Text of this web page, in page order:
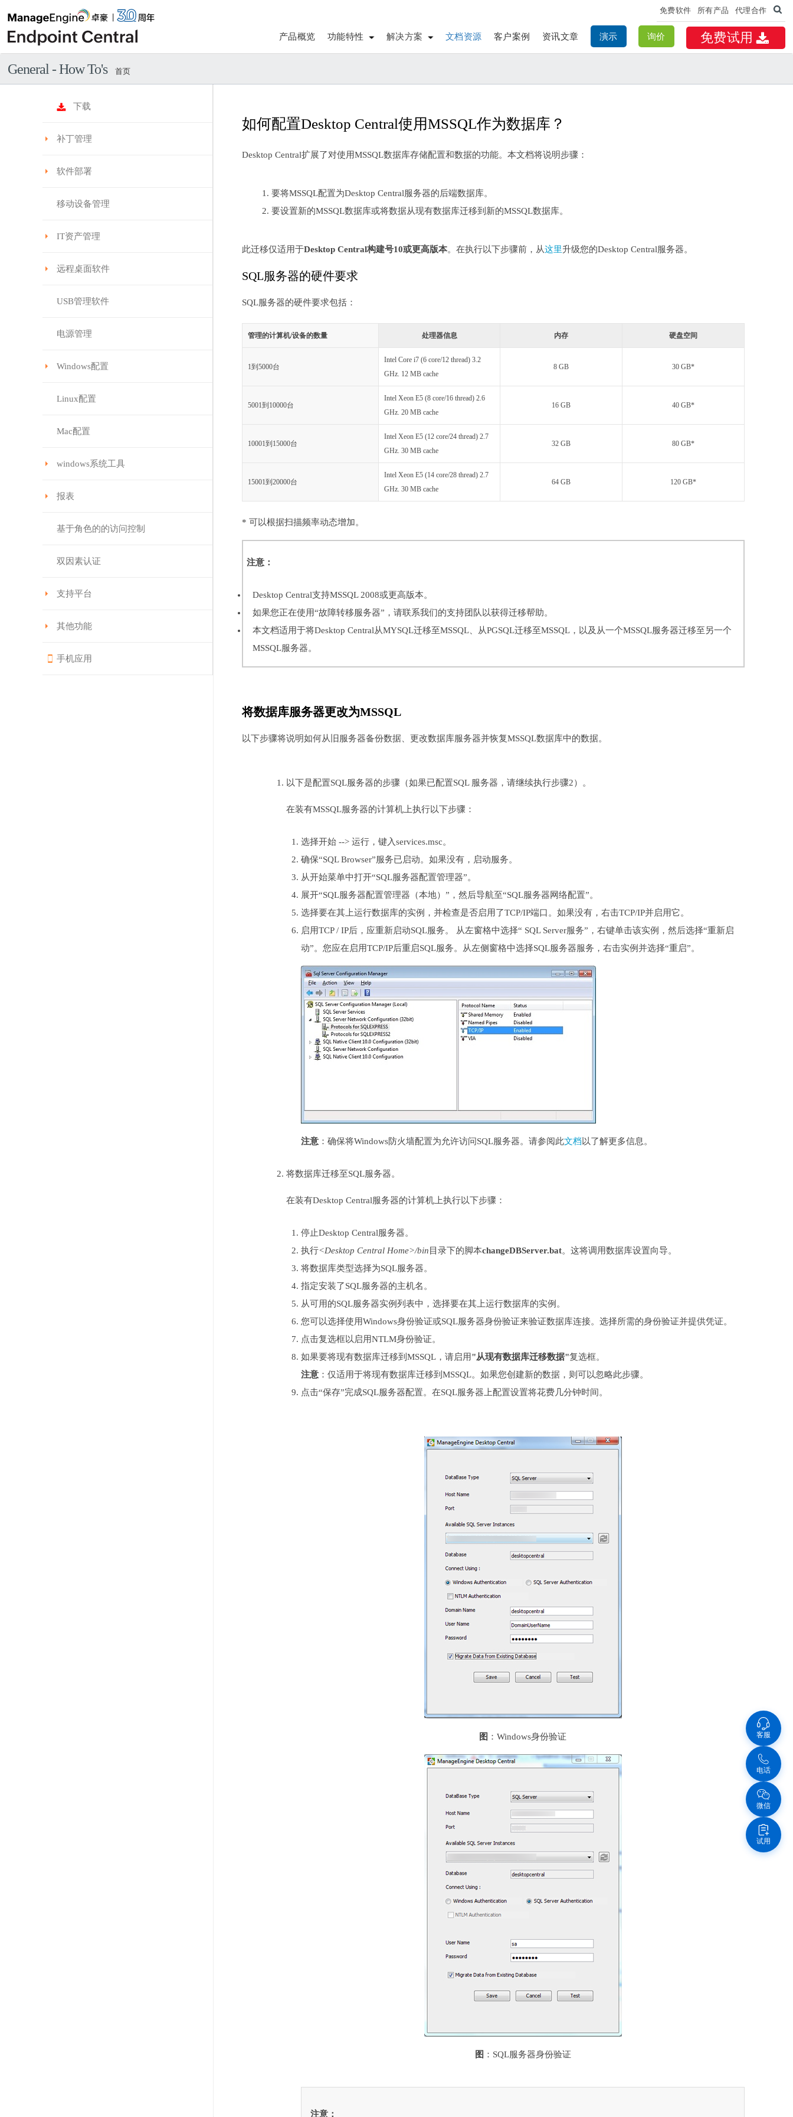
免费软件 所有产品 代理合作
免费试用
产品概览 功能特性 解决方案 文档资源 客户案例 资讯文章 演示 询价
General - How To's 首页
下载
补丁管理
软件部署
移动设备管理
IT资产管理
远程桌面软件
USB管理软件
电源管理
Windows配置
Linux配置
Mac配置
windows系统工具
报表
基于角色的的访问控制
双因素认证
支持平台
其他功能
手机应用
如何配置Desktop Central使用MSSQL作为数据库？
Desktop Central扩展了对使用MSSQL数据库存储配置和数据的功能。本文档将说明步骤：
要将MSSQL配置为Desktop Central服务器的后端数据库。
要设置新的MSSQL数据库或将数据从现有数据库迁移到新的MSSQL数据库。
此迁移仅适用于Desktop Central构建号10或更高版本。在执行以下步骤前，从这里升级您的Desktop Central服务器。
SQL服务器的硬件要求
SQL服务器的硬件要求包括：
管理的计算机/设备的数量 处理器信息 内存 硬盘空间
1到5000台
Intel Core i7 (6 core/12 thread) 3.2
GHz. 12 MB cache
8 GB 30 GB*
5001到10000台
Intel Xeon E5 (8 core/16 thread) 2.6
GHz. 20 MB cache
16 GB 40 GB*
10001到15000台
Intel Xeon E5 (12 core/24 thread) 2.7
GHz. 30 MB cache
32 GB 80 GB*
15001到20000台
Intel Xeon E5 (14 core/28 thread) 2.7
GHz. 30 MB cache
64 GB 120 GB*
* 可以根据扫描频率动态增加。
注意：
Desktop Central支持MSSQL 2008或更高版本。
如果您正在使用“故障转移服务器”，请联系我们的支持团队以获得迁移帮助。
本文档适用于将Desktop Central从MYSQL迁移至MSSQL、从PGSQL迁移至MSSQL，以及从一个MSSQL服务器迁移至另一个
MSSQL服务器。
将数据库服务器更改为MSSQL
以下步骤将说明如何从旧服务器备份数据、更改数据库服务器并恢复MSSQL数据库中的数据。
以下是配置SQL服务器的步骤（如果已配置SQL 服务器，请继续执行步骤2）。
在装有MSSQL服务器的计算机上执行以下步骤：
选择开始 --> 运行，键入services.msc。
确保“SQL Browser”服务已启动。如果没有，启动服务。
从开始菜单中打开“SQL服务器配置管理器”。
展开“SQL服务器配置管理器（本地）”，然后导航至“SQL服务器网络配置”。
选择要在其上运行数据库的实例，并检查是否启用了TCP/IP端口。如果没有，右击TCP/IP并启用它。
启用TCP / IP后，应重新启动SQL服务。 从左窗格中选择“ SQL Server服务”，右键单击该实例，然后选择“重新启
动”。您应在启用TCP/IP后重启SQL服务。从左侧窗格中选择SQL服务器服务，右击实例并选择“重启”。
注意 ：确保将Windows防火墙配置为允许访问SQL服务器。请参阅此文档以了解更多信息。
将数据库迁移至SQL服务器。
在装有Desktop Central服务器的计算机上执行以下步骤：
停止Desktop Central服务器。
执行<Desktop Central Home>/bin 目录下的脚本changeDBServer.bat。这将调用数据库设置向导。
将数据库类型选择为SQL服务器。
指定安装了SQL服务器的主机名。
从可用的SQL服务器实例列表中，选择要在其上运行数据库的实例。
您可以选择使用Windows身份验证或SQL服务器身份验证来验证数据库连接。选择所需的身份验证并提供凭证。
点击复选框以启用NTLM身份验证。
如果要将现有数据库迁移到MSSQL，请启用"从现有数据库迁移数据"复选框。
注意 ：仅适用于将现有数据库迁移到MSSQL。如果您创建新的数据，则可以忽略此步骤。
点击“保存”完成SQL服务器配置。在SQL服务器上配置设置将花费几分钟时间。
图 ：Windows身份验证
图 ：SQL服务器身份验证
注意：
客服
电话
微信
试用